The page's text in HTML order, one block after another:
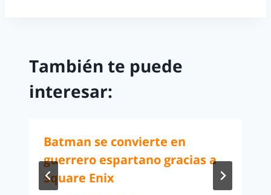
También te puede
interesar:
Batman se convierte en
guerrero espartano gracias a
Square Enix